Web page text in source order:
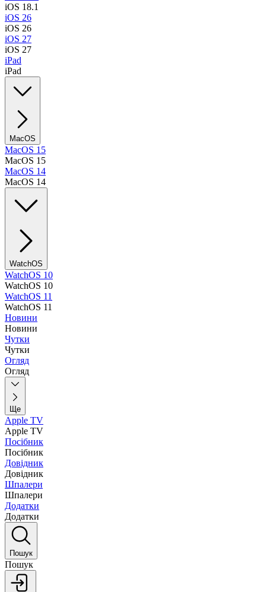
iOS 18.1
iOS 26
iOS 26
iOS 27
iOS 27
iPad
iPad
MacOS
MacOS 15
MacOS 15
MacOS 14
MacOS 14
WatchOS
WatchOS 10
WatchOS 10
WatchOS 11
WatchOS 11
Новини
Новини
Чутки
Чутки
Огляд
Огляд
Ще
Apple TV
Apple TV
Посібник
Посібник
Довідник
Довідник
Шпалери
Шпалери
Додатки
Додатки
Пошук
Пошук